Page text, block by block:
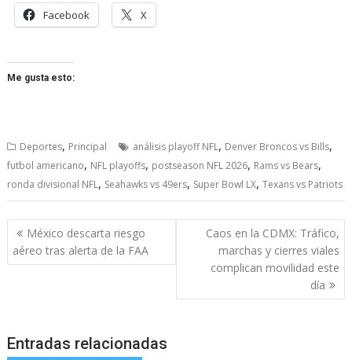
Facebook X
Me gusta esto:
Deportes, Principal análisis playoff NFL, Denver Broncos vs Bills,
futbol americano, NFL playoffs, postseason NFL 2026, Rams vs Bears,
ronda divisional NFL, Seahawks vs 49ers, Super Bowl LX,Texans vs Patriots
Navegación
de
entradas
México descarta riesgo
aéreo tras alerta de la FAA
Caos en la CDMX: Tráfico,
marchas y cierres viales
complican movilidad este
día
Entradas relacionadas